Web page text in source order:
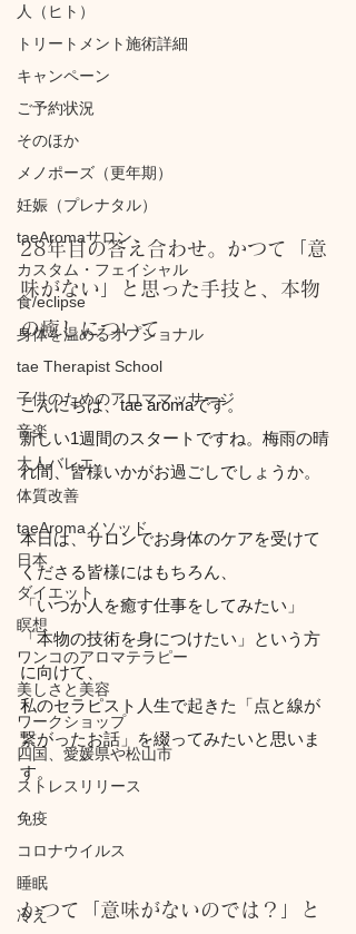
人（ヒト）
トリートメント施術詳細
キャンペーン
ご予約状況
そのほか
メノポーズ（更年期）
妊娠（プレナタル）
taeAromaサロン
カスタム・フェイシャル
食/eclipse
身体を温めるオプショナル
tae Therapist School
子供のためのアロママッサージ
音楽
大人バレエ
体質改善
taeAromaメソッド
日本
ダイエット
瞑想
ワンコのアロマテラピー
美しさと美容
ワークショップ
四国、愛媛県や松山市
ストレスリリース
免疫
コロナウイルス
睡眠
冷え
28年目の答え合わせ。かつて「意
味がない」と思った手技と、本物
の癒しについて
こんにちは、tae aromaです。
新しい1週間のスタートですね。梅雨の晴
れ間、皆様いかがお過ごしでしょうか。
本日は、サロンでお身体のケアを受けて
くださる皆様にはもちろん、
「いつか人を癒す仕事をしてみたい」
「本物の技術を身につけたい」という方
に向けて、
私のセラピスト人生で起きた「点と線が
繋がったお話」を綴ってみたいと思いま
す。
かつて「意味がないのでは？」と